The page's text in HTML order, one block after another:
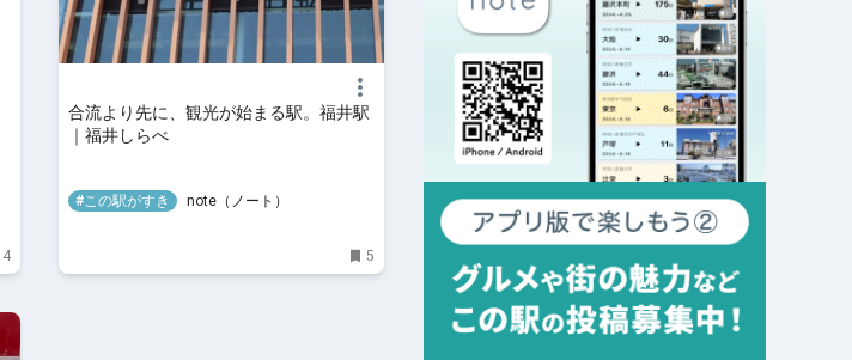
4
合流より先に、観光が始まる駅。福井駅
｜福井しらべ
#この駅がすき note（ノート）
5